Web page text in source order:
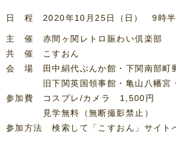
日 程 2020年10月25日（日） 9時半
主 催 赤間ヶ関レトロ賑わい倶楽部
共 催 こすおん
会 場 田中絹代ぶんか館・下関南部町
旧下関英国領事館・亀山八幡宮・
参加費 コスプレ/カメラ 1,500円
見学無料（無断撮影禁止）
参加方法 検索して「こすおん」サイト